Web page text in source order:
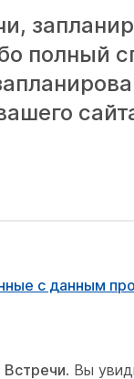
полный
с данным
Встречи. Вы